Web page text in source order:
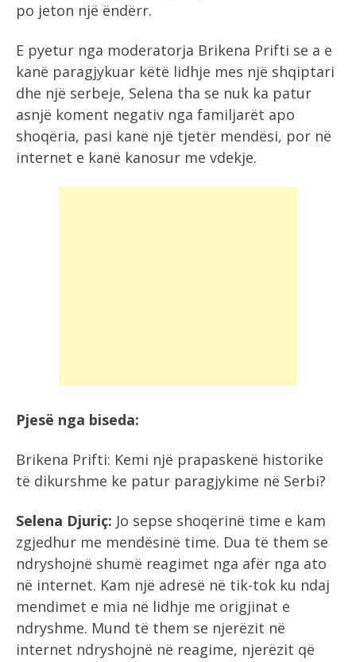
po jeton një ëndërr.
E pyetur nga moderatorja Brikena Prifti se a e
kanë paragjykuar këtë lidhje mes një shqiptari
dhe një serbeje, Selena tha se nuk ka patur
asnjë koment negativ nga familjarët apo
shoqëria, pasi kanë një tjetër mendësi, por në
internet e kanë kanosur me vdekje.
Pjesë nga biseda:
Brikena Prifti: Kemi një prapaskenë historike
të dikurshme ke patur paragjykime në Serbi?
Selena Djuriç: Jo sepse shoqërinë time e kam
zgjedhur me mendësinë time. Dua të them se
ndryshojnë shumë reagimet nga afër nga ato
në internet. Kam një adresë në tik-tok ku ndaj
mendimet e mia në lidhje me origjinat e
ndryshme. Mund të them se njerëzit në
internet ndryshojnë në reagime, njerëzit që